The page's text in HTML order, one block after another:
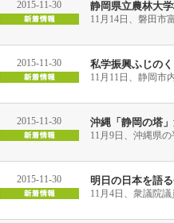
2015-11-30 静岡県立農林大
11月14日、磐田市
2015-11-30 私学振興ふじの
11月11日、静岡市
2015-11-30 沖縄「静岡の塔
11月9日、沖縄県
2015-11-30 明日の日本を語
11月4日、衆議院